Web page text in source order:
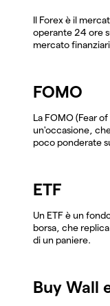
Il Forex è il
operante 24 ore
mercato
FOMO
La FOMO (Fear
un'occasione,
poco ponderate
ETF
Un ETF è un
borsa, che
di un paniere.
Buy Wall